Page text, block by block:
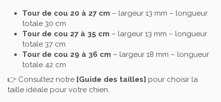
Tour de cou 20 à 27 cm – largeur 13 mm – longueur
totale 30 cm
Tour de cou 27 à 35 cm – largeur 13 mm – longueur
totale 37 cm
Tour de cou 29 à 36 cm – largeur 18 mm – longueur
totale 42 cm
👉 Consultez notre [Guide des tailles] pour choisir la
taille idéale pour votre chien.